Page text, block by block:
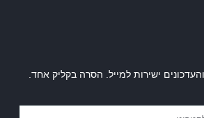
ישירות למייל. הסרה בקליק אחד.